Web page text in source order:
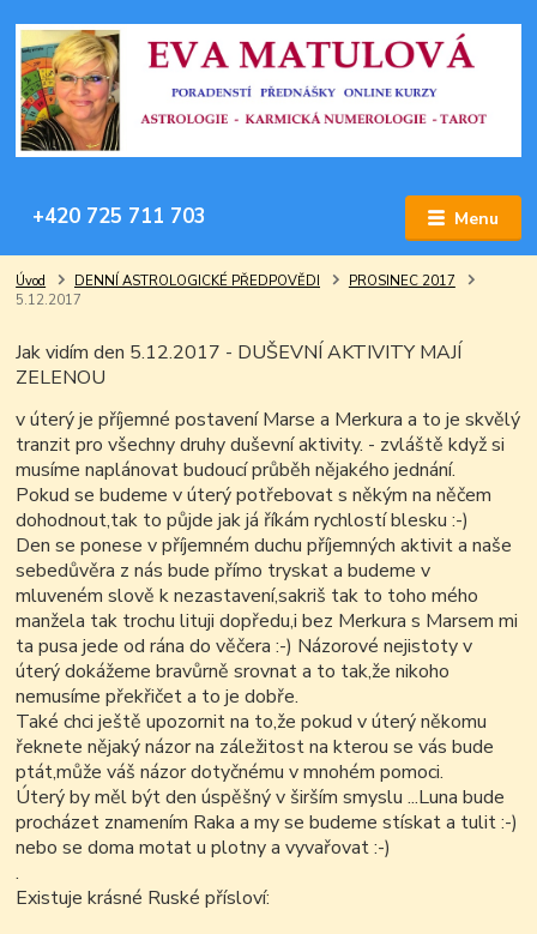
Menu
+420 725 711 703
Úvod DENNÍ ASTROLOGICKÉ PŘEDPOVĚDI
PROSINEC 2017
5.12.2017
Jak vidím den 5.12.2017 - DUŠEVNÍ AKTIVITY MAJÍ
ZELENOU
v úterý je příjemné postavení Marse a Merkura a to je skvělý
tranzit pro všechny druhy duševní aktivity. - zvláště když si
musíme naplánovat budoucí průběh nějakého jednání.
Pokud se budeme v úterý potřebovat s někým na něčem
dohodnout,tak to půjde jak já říkám rychlostí blesku :-)
Den se ponese v příjemném duchu příjemných aktivit a naše
sebedůvěra z nás bude přímo tryskat a budeme v
mluveném slově k nezastavení,sakriš tak to toho mého
manžela tak trochu lituji dopředu,i bez Merkura s Marsem mi
ta pusa jede od rána do věčera :-) Názorové nejistoty v
úterý dokážeme bravůrně srovnat a to tak,že nikoho
nemusíme překřičet a to je dobře.
Také chci ještě upozornit na to,že pokud v úterý někomu
řeknete nějaký názor na záležitost na kterou se vás bude
ptát,může váš názor dotyčnému v mnohém pomoci.
Úterý by měl být den úspěšný v širším smyslu ...Luna bude
procházet znamením Raka a my se budeme stískat a tulit :-)
nebo se doma motat u plotny a vyvařovat :-)
.
Existuje krásné Ruské přísloví: